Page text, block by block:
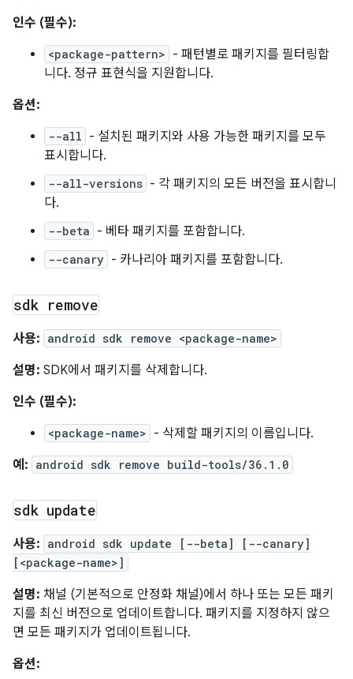
인수 (필수):
<package-pattern> - 패턴별로 패키지를 필터링합
니다. 정규 표현식을 지원합니다.
옵션:
--all - 설치된 패키지와 사용 가능한 패키지를 모두
표시합니다.
--all-versions - 각 패키지의 모든 버전을 표시합니
다.
--beta - 베타 패키지를 포함합니다.
--canary - 카나리아 패키지를 포함합니다.
sdk remove
사용: android sdk remove <package-name>
설명: SDK에서 패키지를 삭제합니다.
인수 (필수):
<package-name> - 삭제할 패키지의 이름입니다.
예: android sdk remove build-tools/36.1.0
sdk update
사용: android sdk update [--beta] [--canary]
[<package-name>]
설명: 채널 (기본적으로 안정화 채널)에서 하나 또는 모든 패키
지를 최신 버전으로 업데이트합니다. 패키지를 지정하지 않으
면 모든 패키지가 업데이트됩니다.
옵션: